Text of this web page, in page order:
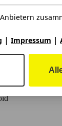
| Impressum |